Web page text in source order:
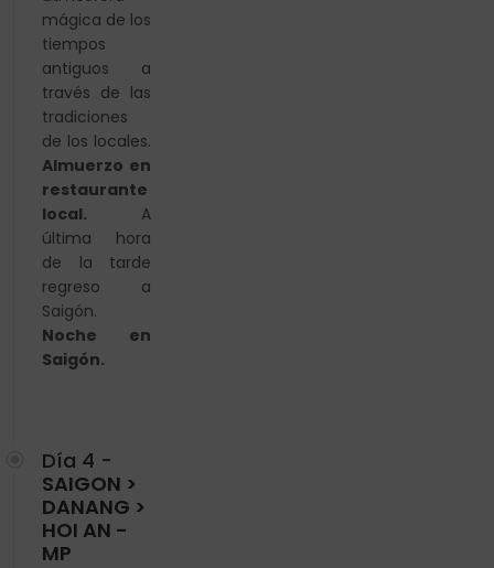
mágica de los
tiempos
antiguos a
través de las
tradiciones
de los locales.
Almuerzo en
restaurante
local. A
última hora
de la tarde
regreso a
Saigón.
Noche en
Saigón.
Día 4 -
SAIGON >
DANANG >
HOI AN -
MP